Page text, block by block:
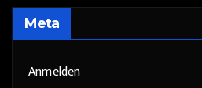
Meta
Anmelden